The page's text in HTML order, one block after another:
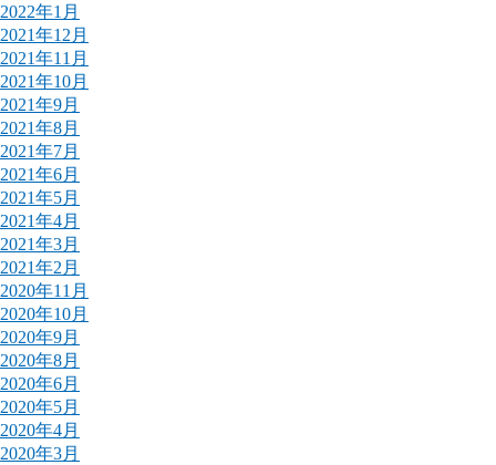
2022年1月
2021年12月
2021年11月
2021年10月
2021年9月
2021年8月
2021年7月
2021年6月
2021年5月
2021年4月
2021年3月
2021年2月
2020年11月
2020年10月
2020年9月
2020年8月
2020年6月
2020年5月
2020年4月
2020年3月